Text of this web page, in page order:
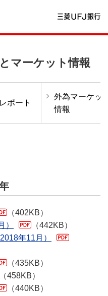
マーケット情報
ポート
外為マーケッ
情報
（402KB）
）
（442KB）
年11月）
（435KB）
（458KB）
（440KB）